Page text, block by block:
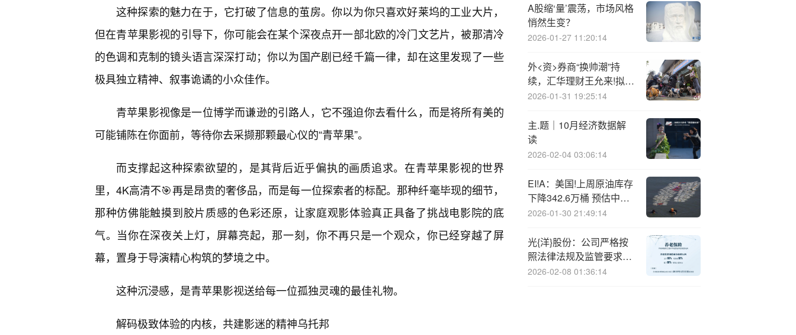
这种探索的魅力在于，它打破了信息的茧房。你以为你只喜欢好莱坞的工业大片，
但在青苹果影视的引导下，你可能会在某个深夜点开一部北欧的冷门文艺片，被那清冷
的色调和克制的镜头语言深深打动；你以为国产剧已经千篇一律，却在这里发现了一些
极具独立精神、叙事诡谲的小众佳作。
青苹果影视像是一位博学而谦逊的引路人，它不强迫你去看什么，而是将所有美的
可能铺陈在你面前，等待你去采撷那颗最心仪的“青苹果”。
而支撑起这种探索欲望的，是其背后近乎偏执的画质追求。在青苹果影视的世界
里，4K高清不🎯再是昂贵的奢侈品，而是每一位探索者的标配。那种纤毫毕现的细节，
那种仿佛能触摸到胶片质感的色彩还原，让家庭观影体验真正具备了挑战电影院的底
气。当你在深夜关上灯，屏幕亮起，那一刻，你不再只是一个观众，你已经穿越了屏
幕，置身于导演精心构筑的梦境之中。
这种沉浸感，是青苹果影视送给每一位孤独灵魂的最佳礼物。
解码极致体验的内核，共建影迷的精神乌托邦
A股缩‘量’震荡，市场风格
悄然生变？
2026-01-27 11:20:14
外<资>券商“换帅潮”持
续，汇华理财王允来!拟加
盟渣打证券任CEO
2026-01-31 19:25:14
主.题｜10月经济数据解
读
2026-02-04 03:06:14
EI!A：美国!上周原油库存
下降342.6万桶 预估中值
下降170万桶
2026-01-30 21:49:14
光{洋}股份：公司严格按
照法律法规及监管要求及
时履行信息披露义务
2026-02-08 01:36:14